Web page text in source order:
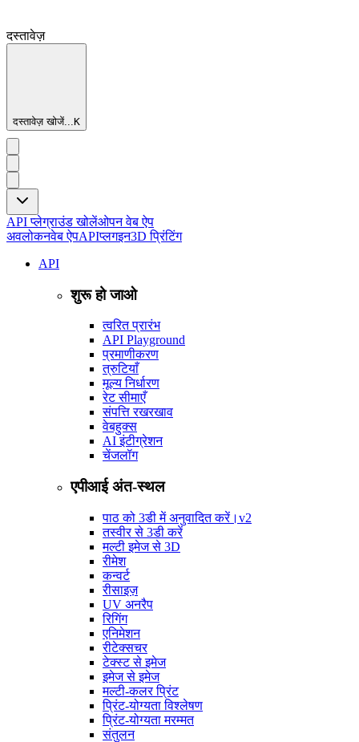
दस्तावेज़
दस्तावेज़ खोजें...K
API प्लेग्राउंड खोलेंओपन वेब ऐप
अवलोकनवेब ऐपAPIप्लगइन3D प्रिंटिंग
API
शुरू हो जाओ
त्वरित प्रारंभ
API Playground
प्रमाणीकरण
त्रुटियाँ
मूल्य निर्धारण
रेट सीमाएँ
संपत्ति रखरखाव
वेबहुक्स
AI इंटीग्रेशन
चेंजलॉग
एपीआई अंत-स्थल
पाठ को 3डी में अनुवादित करें। v2
तस्वीर से 3डी करें
मल्टी इमेज से 3D
रीमेश
कन्वर्ट
रीसाइज़
UV अनरैप
रिगिंग
एनिमेशन
रीटेक्सचर
टेक्स्ट से इमेज
इमेज से इमेज
मल्टी-कलर प्रिंट
प्रिंट-योग्यता विश्लेषण
प्रिंट-योग्यता मरम्मत
संतुलन